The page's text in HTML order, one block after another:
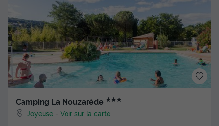
Camping La Nouzarède ★★★
Joyeuse -Voir sur la carte